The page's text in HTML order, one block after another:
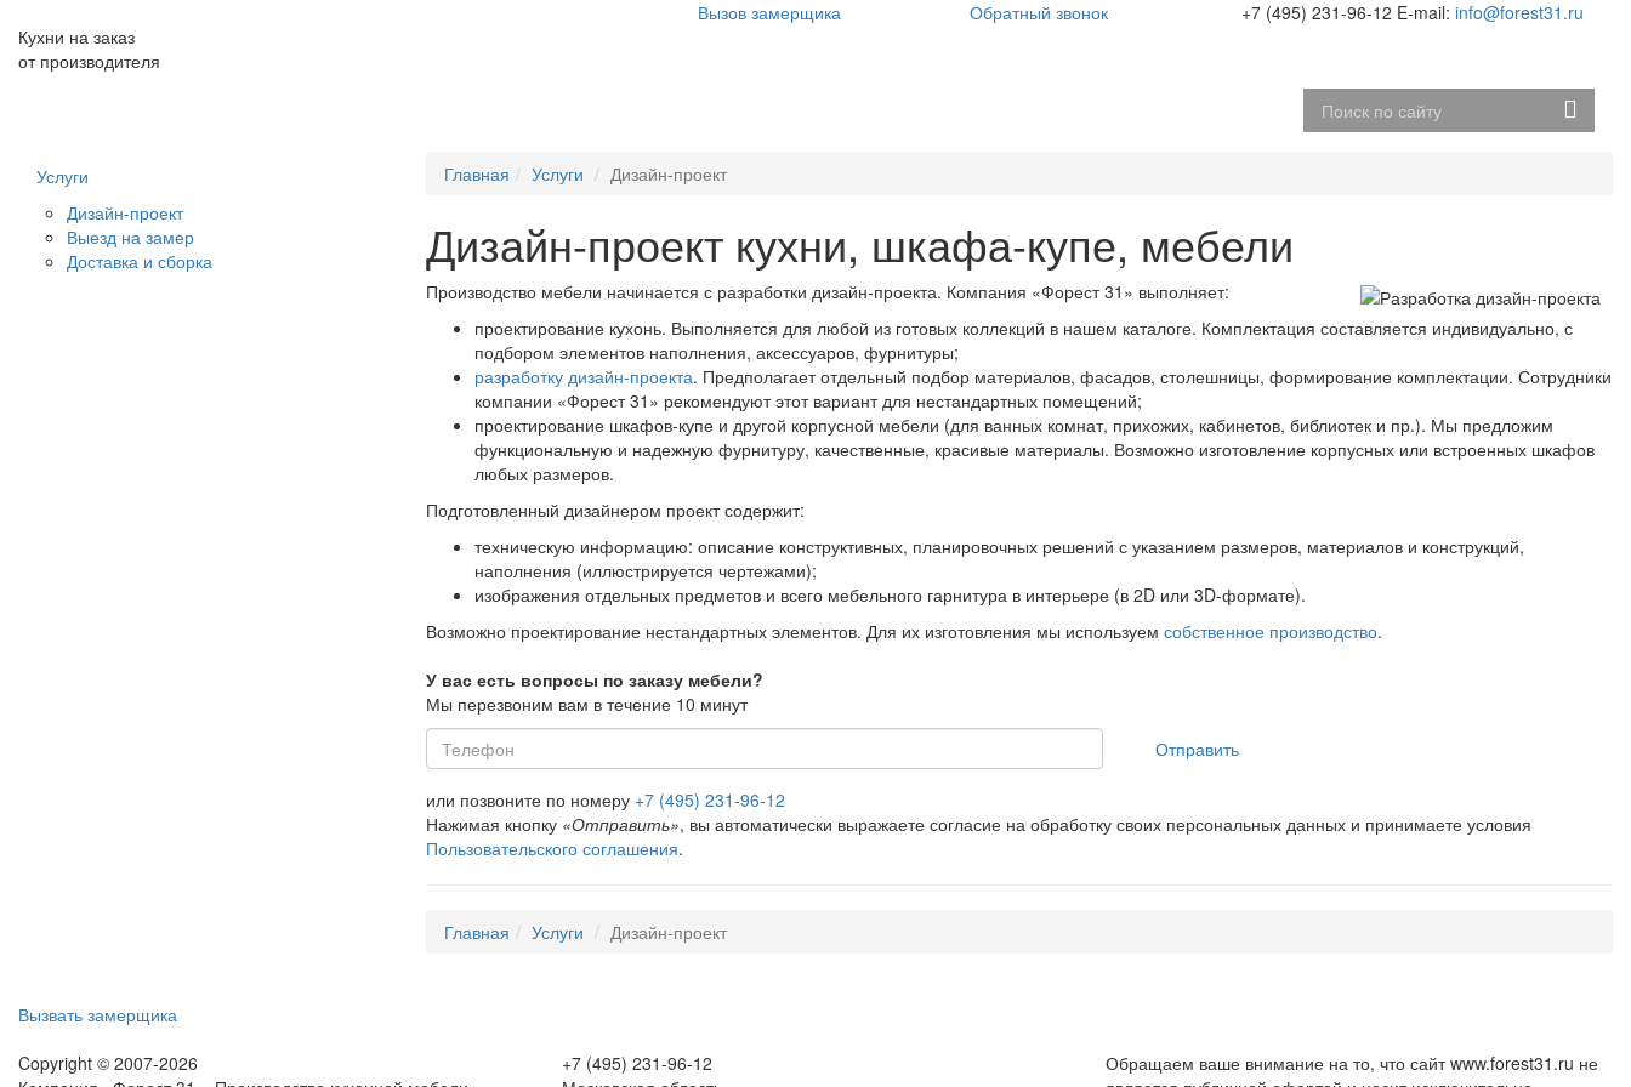
Кухни на заказ
от производителя
Вызов замерщика Обратный звонок +7 (495) 231-96-12 E-mail: info@forest31.ru
Главная Услуги Дизайн-проект
Дизайн-проект кухни, шкафа-купе, мебели
Производство мебели начинается с разработки дизайн-проекта. Компания «Форест 31» выполняет:
проектирование кухонь. Выполняется для любой из готовых коллекций в нашем каталоге. Комплектация составляется индивидуально, с
подбором элементов наполнения, аксессуаров, фурнитуры;
разработку дизайн-проекта. Предполагает отдельный подбор материалов, фасадов, столешницы, формирование комплектации. Сотрудники
компании «Форест 31» рекомендуют этот вариант для нестандартных помещений;
проектирование шкафов-купе и другой корпусной мебели (для ванных комнат, прихожих, кабинетов, библиотек и пр.). Мы предложим
функциональную и надежную фурнитуру, качественные, красивые материалы. Возможно изготовление корпусных или встроенных шкафов
любых размеров.
Подготовленный дизайнером проект содержит:
техническую информацию: описание конструктивных, планировочных решений с указанием размеров, материалов и конструкций,
наполнения (иллюстрируется чертежами);
изображения отдельных предметов и всего мебельного гарнитура в интерьере (в 2D или 3D-формате).
Возможно проектирование нестандартных элементов. Для их изготовления мы используем собственное производство.
У вас есть вопросы по заказу мебели?
Мы перезвоним вам в течение 10 минут
Отправить
или позвоните по номеру +7 (495) 231-96-12
Нажимая кнопку «Отправить», вы автоматически выражаете согласие на обработку своих персональных данных и принимаете условия
Пользовательского соглашения.
Главная Услуги Дизайн-проект
Услуги
Дизайн-проект
Выезд на замер
Доставка и сборка
Вызвать замерщика
Copyright © 2007-2026
+7 (495) 231-96-12
Обращаем ваше внимание на то, что сайт www.forest31.ru не